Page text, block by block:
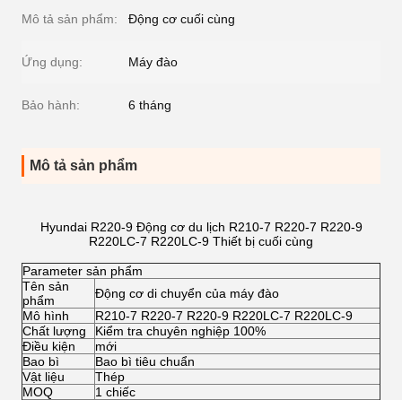
Mô tả sản phẩm: Động cơ cuối cùng
Ứng dụng: Máy đào
Bảo hành: 6 tháng
Mô tả sản phẩm
Hyundai R220-9 Động cơ du lịch R210-7 R220-7 R220-9
R220LC-7 R220LC-9 Thiết bị cuối cùng
Parameter sản phẩm
Tên sản
phẩm
Động cơ di chuyển của máy đào
Mô hình
R210-7 R220-7 R220-9 R220LC-7 R220LC-9
Chất lượng
Kiểm tra chuyên nghiệp 100%
Điều kiện
mới
Bao bì
Bao bì tiêu chuẩn
Vật liệu
Thép
MOQ
1 chiếc